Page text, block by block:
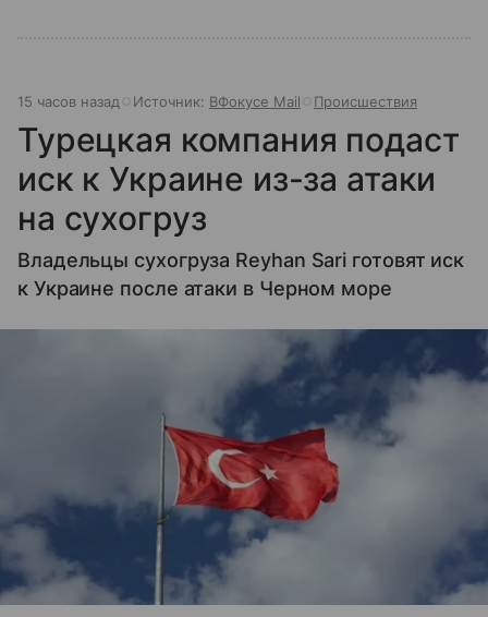
15 часов назад Источник: ВФокусе Mail Происшествия
Турецкая компания подаст
иск к Украине из-за атаки
на сухогруз
Владельцы сухогруза Reyhan Sari готовят иск
к Украине после атаки в Черном море